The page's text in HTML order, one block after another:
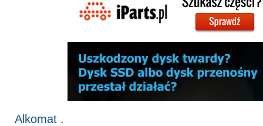
Alkomat .